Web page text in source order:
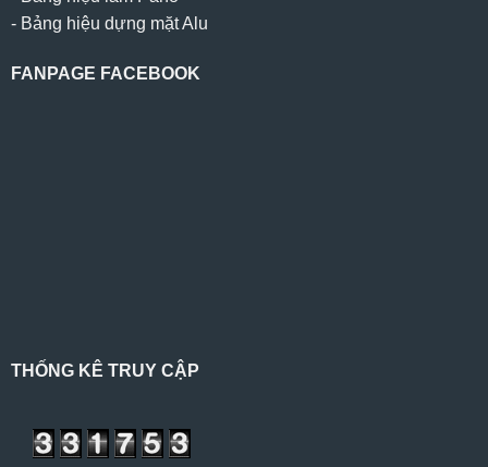
- Bảng hiệu dựng mặt Alu
FANPAGE FACEBOOK
THỐNG KÊ TRUY CẬP